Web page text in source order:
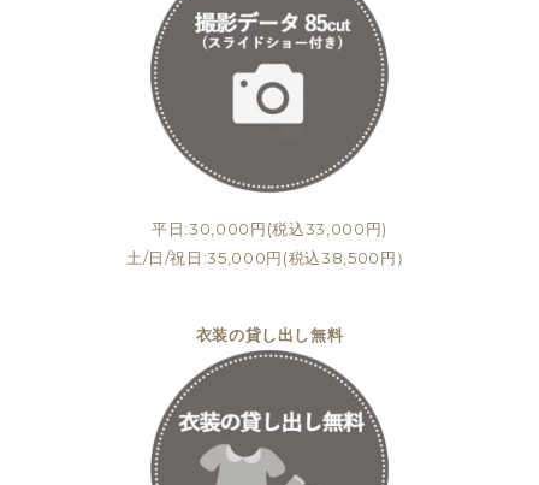
平日:30,000円(税込33,000円)
土/日/祝日:35,000円(税込38,500円）
衣装の貸し出し無料